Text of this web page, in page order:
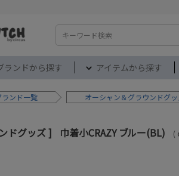
ランドから探す アイテムから探す
ランド オーシャン＆グラウンドグッ
ドグッズ 巾着小CRAZY ブルー(BL)